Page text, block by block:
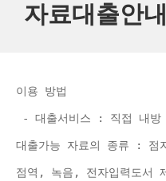
자료대출안내
이용 방법
- 대출서비스 : 직접 내
대출가능 자료의 종류 : 점
점역, 녹음, 전자입력도